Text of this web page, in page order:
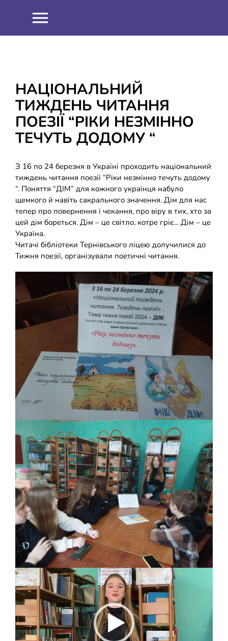
Toggle
ПРО НАС
Співпраця
ОСВІТНІЙ ПРОЦЕС
Навчальна робота
Виховна робота
Методична робота
Накази
ІНФОРМАЦІЯ
ЗНО 2021
ЗНО 2022
ШКІЛЬНИЙ ГАРТ
ДИСТАНЦІЙНЕ НАВЧАННЯ
КОЗАЦЬКА ПЕДАГОГІКА
ФІНАНСОВО-ГОСПОДАРСЬКА РОБОТА
ШКІЛЬНІ МУЗЕЇ
ІННОВАЦІЙНА ОСВІТА
Електронні журнали
Новий освітній простір
БАТЬКАМ
ПРОЗОРІСТЬ ТА ІНФОРМАЦІЙНА ВІДКРИТІСТЬ ЗАКЛАДУ
ШКІЛЬНА БІБЛІОТЕКА
НАЦІОНАЛЬНИЙ
ТИЖДЕНЬ ЧИТАННЯ
ПОЕЗІЇ “РІКИ НЕЗМІННО
ТЕЧУТЬ ДОДОМУ “
З 16 по 24 березня в Україні проходить національний
тиждень читання поезії “Ріки незмінно течуть додому
“. Поняття “ДІМ” для кожного українця набуло
щемкого й навіть сакрального значення. Дім для нас
тепер про повернення і чекання, про віру в тих, хто за
цей дім бореться. Дім – це світло, котре гріє… Дім – це
Україна.
Читачі бібліотеки Тернівського ліцею долучилися до
Тижня поезії, організували поетичні читання.
Відеопрогравач